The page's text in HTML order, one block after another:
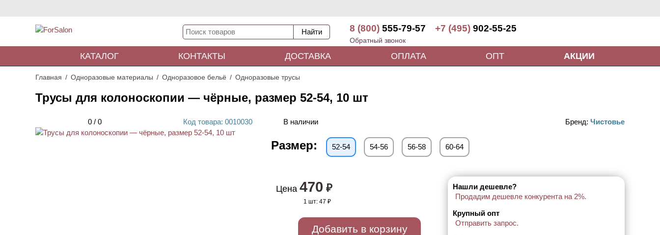
8 (800) 555-79-57 +7 (495) 902-55-25
Обратный звонок
КАТАЛОГ КОНТАКТЫ ДОСТАВКА ОПЛАТА ОПТ АКЦИИ
Главная Одноразовые материалы Одноразовое бельё Одноразовые трусы
Трусы для колоноскопии — чёрные, размер 52-54, 10 шт
0 / 0 Код товара: 0010030 В наличии Бренд: Чистовье
Размер: 52-54 54-56 56-58 60-64
Цена 470 ₽
1 шт: 47 ₽
Добавить в корзину
Нашли дешевле?
Продадим дешевле конкурента на 2%.
Крупный опт
Отправить запрос.